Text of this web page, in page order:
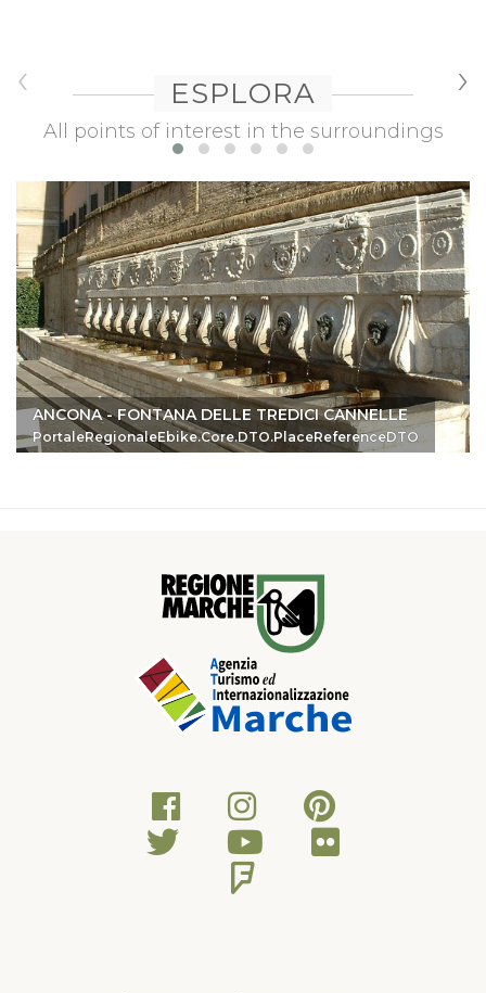
ESPLORA
All points of interest in the surroundings
ANCONA - FONTANA DELLE TREDICI CANNELLE
PortaleRegionaleEbike.Core.DTO.PlaceReferenceDTO
‹ ›